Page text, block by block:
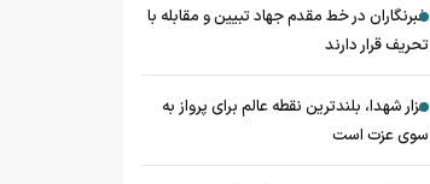
خبرنگاران در خط مقدم جهاد تبیین و مقابله با
تحریف قرار دارند
مزار شهدا، بلندترین نقطه عالم برای پرواز به
سوی عزت است